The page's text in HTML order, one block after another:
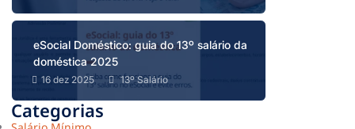
eSocial Doméstico: guia do 13º salário da
doméstica 2025
16 dez 2025 13º Salário
Categorias